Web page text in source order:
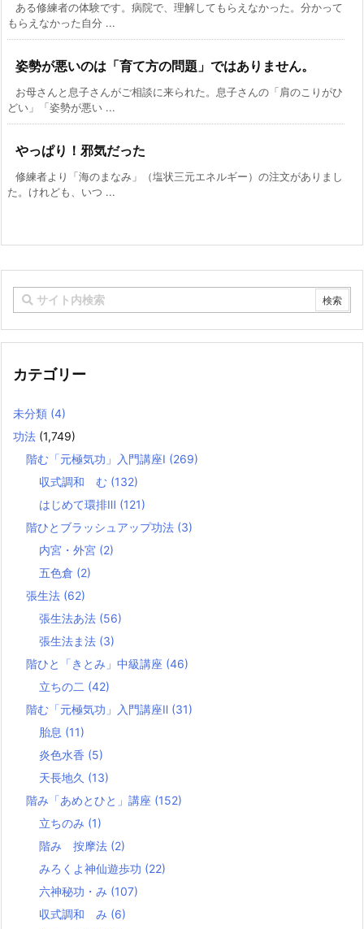
ある修練者の体験です。病院で、理解してもらえなかった。分かって
もらえなかった自分 ...
姿勢が悪いのは「育て方の問題」ではありません。
お母さんと息子さんがご相談に来られた。息子さんの「肩のこりがひ
どい」「姿勢が悪い ...
やっぱり！邪気だった
修練者より「海のまなみ」（塩状三元エネルギー）の注文がありまし
た。けれども、いつ ...
カテゴリー
未分類 (4)
功法 (1,749)
階む「元極気功」入門講座Ⅰ (269)
収式調和 む (132)
はじめて環排Ⅲ (121)
階ひとブラッシュアップ功法 (3)
内宮・外宮 (2)
五色倉 (2)
張生法 (62)
張生法あ法 (56)
張生法ま法 (3)
階ひと「きとみ」中級講座 (46)
立ちの二 (42)
階む「元極気功」入門講座Ⅱ (31)
胎息 (11)
炎色水香 (5)
天長地久 (13)
階み「あめとひと」講座 (152)
立ちのみ (1)
階み 按摩法 (2)
みろくよ神仙遊歩功 (22)
六神秘功・み (107)
収式調和 み (6)